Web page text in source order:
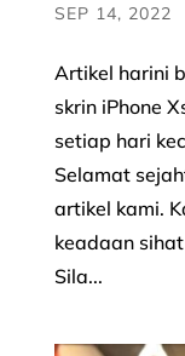
SEP 14, 2022
Artikel harini
skrin iPhone
setiap hari
Selamat
artikel kami.
keadaan
Sila...